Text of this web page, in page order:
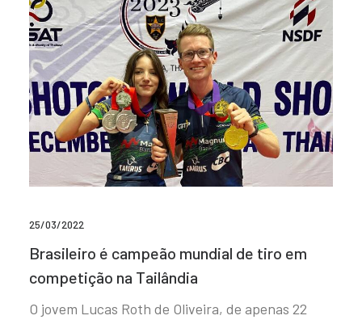
25/03/2022
Brasileiro é campeão mundial de tiro em
competição na Tailândia
O jovem Lucas Roth de Oliveira, de apenas 22